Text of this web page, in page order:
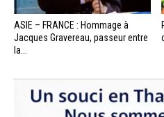
ASIE – FRANCE : Hommage à
Jacques Gravereau, passeur entre
la...